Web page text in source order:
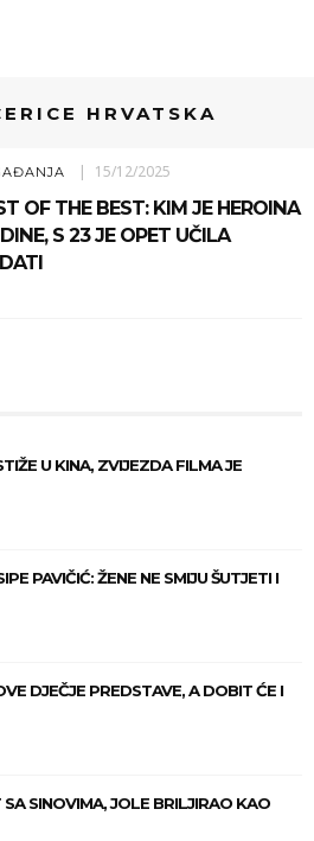
HRVATSKA
15/12/2025
OF THE BEST: KIM JE HEROINA
S 23 JE OPET UČILA
U KINA, ZVIJEZDA FILMA JE
PAVIČIĆ: ŽENE NE SMIJU ŠUTJETI I
DJEČJE PREDSTAVE, A DOBIT ĆE I
SINOVIMA, JOLE BRILJIRAO KAO